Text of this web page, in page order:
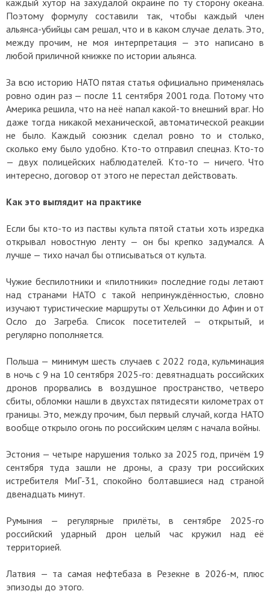
Поэтому формулу составили так, чтобы каждый член
альянса-убийцы сам решал, что и в каком случае делать. Это,
между прочим, не моя интерпретация — это написано в
любой приличной книжке по истории альянса.
За всю историю НАТО пятая статья официально применялась
ровно один раз — после 11 сентября 2001 года. Потому что
Америка решила, что на неё напал какой-то внешний враг. Но
даже тогда никакой механической, автоматической реакции
не было. Каждый союзник сделал ровно то и столько,
сколько ему было удобно. Кто-то отправил спецназ. Кто-то
— двух полицейских наблюдателей. Кто-то — ничего. Что
интересно, договор от этого не перестал действовать.
Как это выглядит на практике
Если бы кто-то из паствы культа пятой статьи хоть изредка
открывал новостную ленту — он бы крепко задумался. А
лучше — тихо начал бы отписываться от культа.
Чужие беспилотники и «пилотники» последние годы летают
над странами НАТО с такой непринуждённостью, словно
изучают туристические маршруты от Хельсинки до Афин и от
Осло до Загреба. Список посетителей — открытый, и
регулярно пополняется.
Польша — минимум шесть случаев с 2022 года, кульминация
в ночь с 9 на 10 сентября 2025-го: девятнадцать российских
дронов прорвались в воздушное пространство, четверо
сбиты, обломки нашли в двухстах пятидесяти километрах от
границы. Это, между прочим, был первый случай, когда НАТО
вообще открыло огонь по российским целям с начала войны.
Эстония — четыре нарушения только за 2025 год, причём 19
сентября туда зашли не дроны, а сразу три российских
истребителя МиГ-31, спокойно болтавшиеся над страной
двенадцать минут.
Румыния — регулярные прилёты, в сентябре 2025-го
российский ударный дрон целый час кружил над её
территорией.
Латвия — та самая нефтебаза в Резекне в 2026-м, плюс
эпизоды до этого.